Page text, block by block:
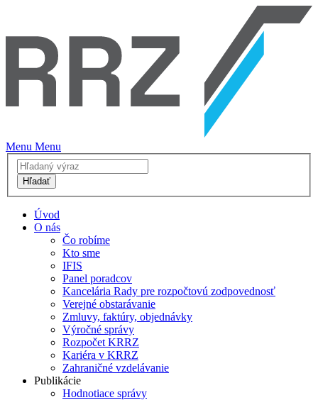
Menu Menu
Hľadať
Úvod
O nás
Čo robíme
Kto sme
IFIS
Panel poradcov
Kancelária Rady pre rozpočtovú zodpovednosť
Verejné obstarávanie
Zmluvy, faktúry, objednávky
Výročné správy
Rozpočet KRRZ
Kariéra v KRRZ
Zahraničné vzdelávanie
Publikácie
Hodnotiace správy